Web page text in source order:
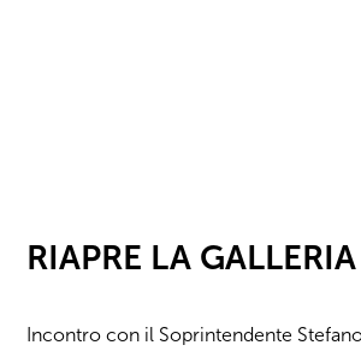
RIAPRE LA
Incontro con il Soprintendente